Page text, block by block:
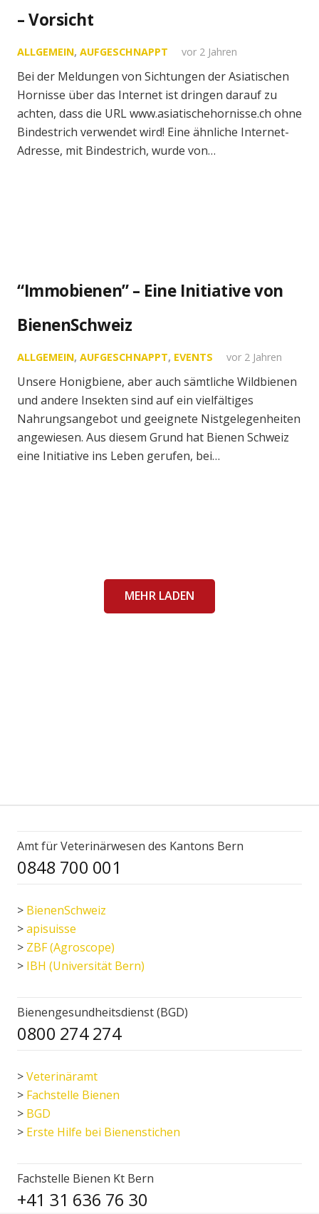
– Vorsicht
ALLGEMEIN, AUFGESCHNAPPT vor 2 Jahren
Bei der Meldungen von Sichtungen der Asiatischen
Hornisse über das Internet ist dringen darauf zu
achten, dass die URL www.asiatischehornisse.ch ohne
Bindestrich verwendet wird! Eine ähnliche Internet-
Adresse, mit Bindestrich, wurde von…
“Immobienen” – Eine Initiative von
BienenSchweiz
ALLGEMEIN, AUFGESCHNAPPT, EVENTS vor 2 Jahren
Unsere Honigbiene, aber auch sämtliche Wildbienen
und andere Insekten sind auf ein vielfältiges
Nahrungsangebot und geeignete Nistgelegenheiten
angewiesen. Aus diesem Grund hat Bienen Schweiz
eine Initiative ins Leben gerufen, bei…
MEHR LADEN
Amt für Veterinärwesen des Kantons Bern
0848 700 001
> BienenSchweiz
>apisuisse
> ZBF (Agroscope)
> IBH (Universität Bern)
Bienengesundheitsdienst (BGD)
0800 274 274
>Veterinäramt
> Fachstelle Bienen
> BGD
> Erste Hilfe bei Bienenstichen
Fachstelle Bienen Kt Bern
+41 31 636 76 30